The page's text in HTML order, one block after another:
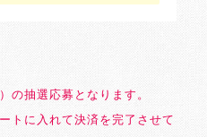
の抽選応募となります。
トに入れて決済を完了させて